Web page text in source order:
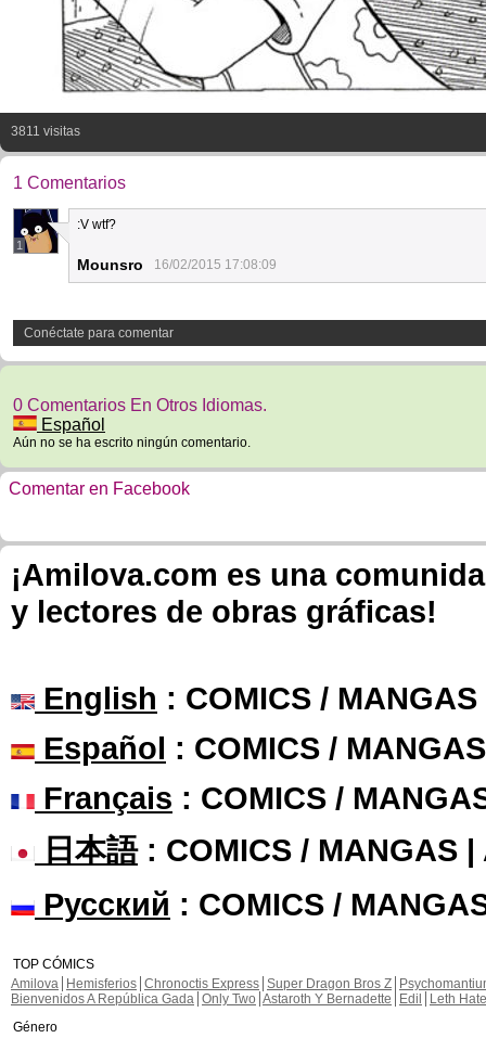
3811 visitas
1 Comentarios
1
:V wtf?
Mounsro 16/02/2015 17:08:09
Conéctate para comentar
0 Comentarios En Otros Idiomas.
Español
Aún no se ha escrito ningún comentario.
Comentar en Facebook
¡Amilova.com es una
y lectores de obras gráficas!
English : COMICS /
Español : COMICS /
Français : COMICS /
日本語: COMICS / MANGAS |
Русский : COMICS /
TOP CÓMICS
Amilova
Hemisferios Chronoctis Express Super Dragon Bros Z
Bienvenidos A República Gada Only Two Astaroth Y Bernadette Edil
Leth Hate
Género